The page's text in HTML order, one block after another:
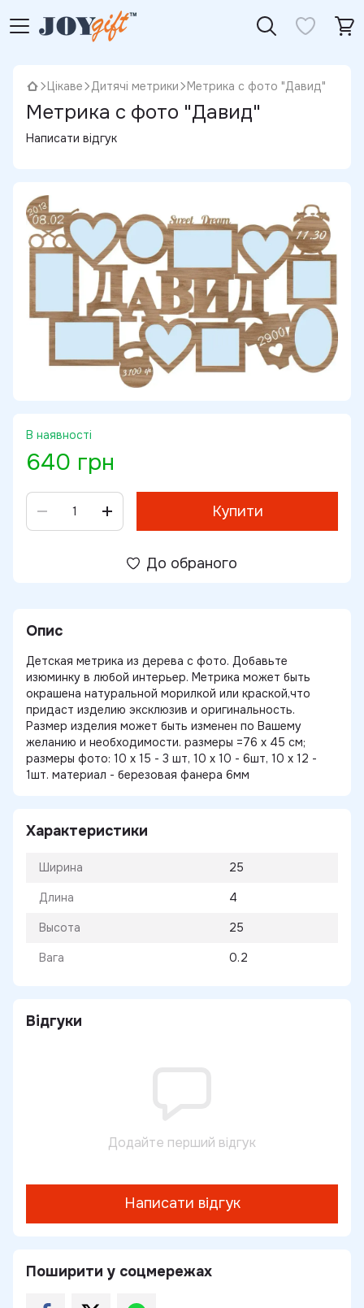
Цікаве Дитячі метрики Метрика с фото "Давид"
Метрика с фото "Давид"
Написати відгук
В наявності
640 грн
Купити
До обраного
Опис
Детская метрика из дерева с фото. Добавьте
изюминку в любой интерьер. Метрика может быть
окрашена натуральной морилкой или краской,что
придаст изделию эксклюзив и оригинальность.
Размер изделия может быть изменен по Вашему
желанию и необходимости. размеры =76 х 45 см;
размеры фото: 10 х 15 - 3 шт, 10 х 10 - 6шт, 10 х 12 -
1шт. материал - березовая фанера 6мм
Характеристики
Ширина 25
Длина 4
Высота 25
Вага 0.2
Відгуки
Додайте перший відгук
Написати відгук
Поширити у соцмережах